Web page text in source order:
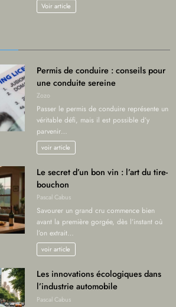
Voir article
Permis de conduire : conseils pour
une conduite sereine
Zozo
Passer le permis de conduire représente un
véritable défi, mais il est possible d’y
parvenir…
voir article
Le secret d’un bon vin : l’art du tire-
bouchon
Pascal Cabus
Savourer un grand cru commence bien
avant la première gorgée, dès l’instant où
l’on extrait…
voir article
Les innovations écologiques dans
l’industrie automobile
Pascal Cabus